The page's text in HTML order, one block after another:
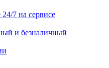
24/7 на сервисе
и безналичный